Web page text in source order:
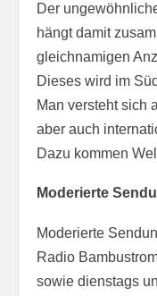
Der
hängt damit
gleichnamigen
Dieses wird im
Man versteht sich
aber auch
Dazu kommen
Moderierte
Moderierte
Radio
sowie dienstags